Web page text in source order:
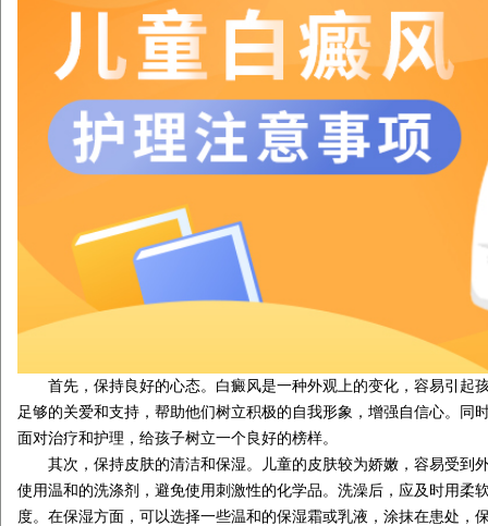
首先，保持良好的心态。白癜风是一种外观上的变化，容易引起
足够的关爱和支持，帮助他们树立积极的自我形象，增强自信心。同
面对治疗和护理，给孩子树立一个良好的榜样。
其次，保持皮肤的清洁和保湿。儿童的皮肤较为娇嫩，容易受到
使用温和的洗涤剂，避免使用刺激性的化学品。洗澡后，应及时用柔
度。在保湿方面，可以选择一些温和的保湿霜或乳液，涂抹在患处，